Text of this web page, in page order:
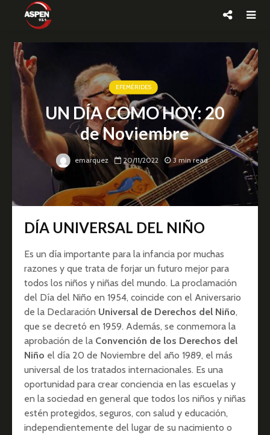
EFEMÉRIDES
UN DÍA COMO HOY: 20
de Noviembre
emarquez 20/11/2022 3 min read
DÍA UNIVERSAL DEL NIÑO
Es un día importante para la infancia por muchas
razones y que trata de forjar un futuro mejor para
todos los niños y niñas del mundo. La proclamación
del Día del Niño en 1954, coincide con el Aniversario
de la Declaración Universal de Derechos del Niño,
que se decretó en 1959. Además, se conmemora la
aprobación de la Convención de los Derechos del
Niño el día 20 de Noviembre del año 1989, el más
universal de los tratados internacionales. Es una
oportunidad para crear conciencia en las escuelas y
en la sociedad en general que todos los niños y niñas
estén protegidos, seguros, con salud y educación,
independientemente del lugar de su nacimiento o